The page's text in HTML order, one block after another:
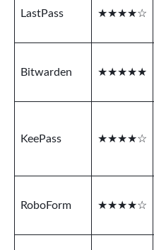
LastPass ★★★★☆
Bitwarden ★★★★★
KeePass ★★★★☆
RoboForm ★★★★☆